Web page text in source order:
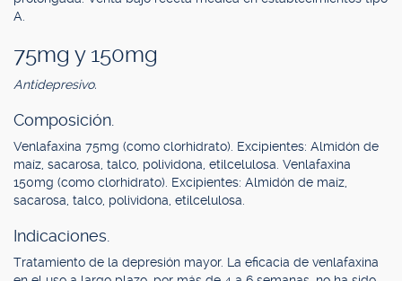
A.
75mg y 150mg
Antidepresivo.
Composición.
Venlafaxina 75mg (como clorhidrato). Excipientes: Almidón de
maíz, sacarosa, talco, polividona, etilcelulosa. Venlafaxina
150mg (como clorhidrato). Excipientes: Almidón de maíz,
sacarosa, talco, polividona, etilcelulosa.
Indicaciones.
Tratamiento de la depresión mayor. La eficacia de venlafaxina